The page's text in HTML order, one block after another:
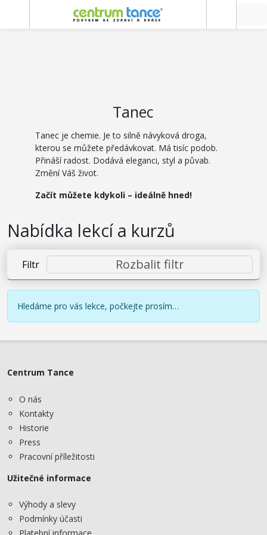
Tanec
Tanec je chemie. Je to silně návyková droga,
kterou se můžete předávkovat. Má tisíc podob.
Přináší radost. Dodává eleganci, styl a půvab.
Změní Váš život.
Začít můžete kdykoli – ideálně hned!
Nabídka lekcí a kurzů
Filtr Rozbalit filtr
Hledáme pro vás lekce, počkejte prosím…
Centrum Tance
O nás
Kontakty
Historie
Press
Pracovní příležitosti
Užitečné informace
Výhody a slevy
Podmínky účasti